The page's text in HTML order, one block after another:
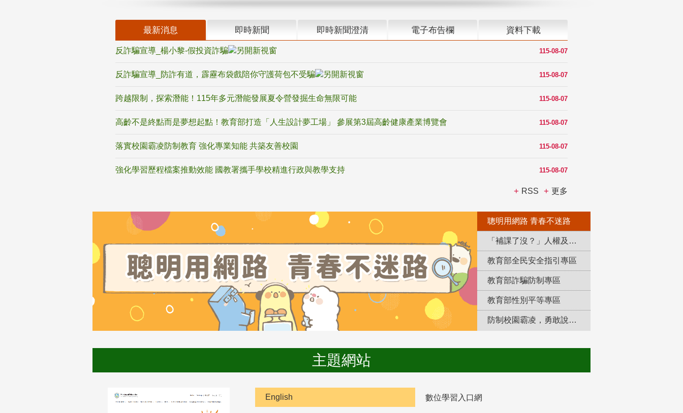
最新消息 即時新聞 即時新聞澄清 電子布告欄 資料下載
115-08-07
反詐騙宣導_楊小黎-假投資詐騙
115-08-07
反詐騙宣導_防詐有道，霹靂布袋戲陪你守護荷包不受騙
115-08-07
跨越限制，探索潛能！115年多元潛能發展夏令營發掘生命無限可能
115-08-07
高齡不是終點而是夢想起點！教育部打造「人生設計夢工場」 參展第3屆高齡健康產業博覽會
115-08-07
落實校園霸凌防制教育 強化專業知能 共築友善校園
115-08-07
強化學習歷程檔案推動效能 國教署攜手學校精進行政與教學支持
RSS 更多
聰明用網路 青春不迷路
「補課了沒？」人權及轉型正義教育專區
教育部全民安全指引專區
教育部詐騙防制專區
教育部性別平等專區
防制校園霸凌，勇敢說出來！
主題網站
English 數位學習入口網